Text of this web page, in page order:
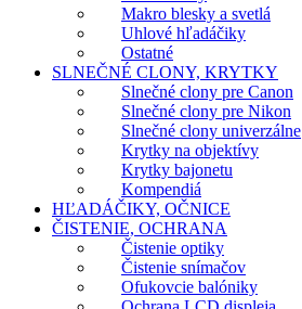
Makro blesky a svetlá
Uhlové hľadáčiky
Ostatné
SLNEČNÉ CLONY, KRYTKY
Slnečné clony pre Canon
Slnečné clony pre Nikon
Slnečné clony univerzálne
Krytky na objektívy
Krytky bajonetu
Kompendiá
HĽADÁČIKY, OČNICE
ČISTENIE, OCHRANA
Čistenie optiky
Čistenie snímačov
Ofukovcie balóniky